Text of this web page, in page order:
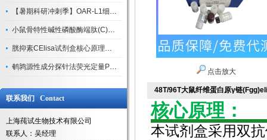
【暑期科研冲刺季】OAR-L1细胞专用培养基特惠，助力实验高效突破
小鼠骨特性碱性磷酸酶端肽(C)elisa试剂盒大促，骨科研人速囤
胱抑素CElisa试剂盒核心原理、产品特性与全流程操作规范详解
鹌鹑源性成分探针法荧光定量PCR试剂盒特惠来袭
联系我们 Contact
上海莼试生物技术有限公司
联系人：吴经理
点击放大
48T/96T大鼠纤维蛋白原γ链
核心原理：
本试剂盒采用双